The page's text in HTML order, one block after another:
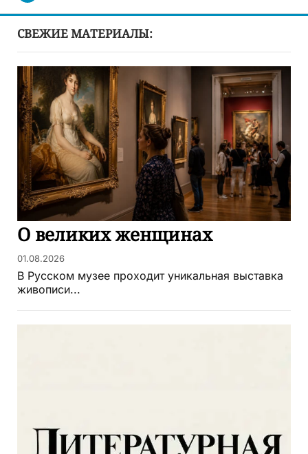
СВЕЖИЕ МАТЕРИАЛЫ:
О великих женщинах
01.08.2026
В Русском музее проходит уникальная выставка
живописи...